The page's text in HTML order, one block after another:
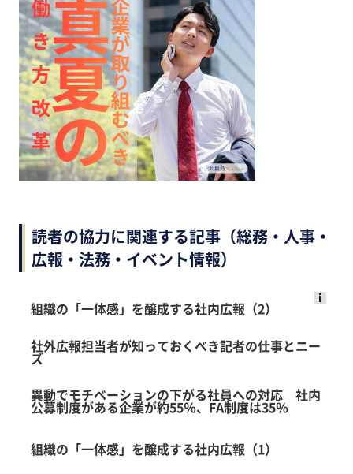
読者の協力に関連する記事（総務・人事・
広報・法務・イベント情報）
組織の「一体感」を醸成する社内広報（2）
社外広報担当者が知っておくべき記者の仕事とニー
ズ
異動でモチベーションの下がる社員への対応 社内
公募制度がある企業が約55％、FA制度は35％
組織の「一体感」を醸成する社内広報（1）